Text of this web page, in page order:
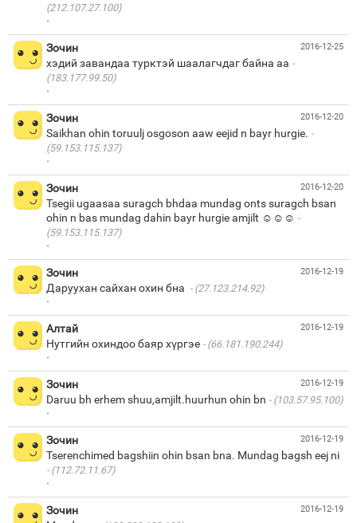
(212.107.27.100)
·
2016-12-25
Зочин
хэдий завандаа турктэй шаалагчдаг байна аа
(183.177.99.50)
·
2016-12-20
Зочин
Saikhan ohin toruulj osgoson aaw eejid n bayr hurgie.
(59.153.115.137)
·
2016-12-20
Зочин
Tsegii ugaasaa suragch bhdaa mundag onts suragch bsan
ohin n bas mundag dahin bayr hurgie amjilt ☺☺☺
(59.153.115.137)
·
2016-12-19
Зочин
Даруухан сайхан охин бна
(27.123.214.92)
·
2016-12-19
Алтай
Нутгийн охиндоо баяр хүргэе
(66.181.190.244)
·
2016-12-19
Зочин
Daruu bh erhem shuu,amjilt.huurhun ohin bn
(103.57.95.100)
·
2016-12-19
Зочин
Tserenchimed bagshiin ohin bsan bna. Mundag bagsh eej ni
(112.72.11.67)
·
2016-12-19
Зочин